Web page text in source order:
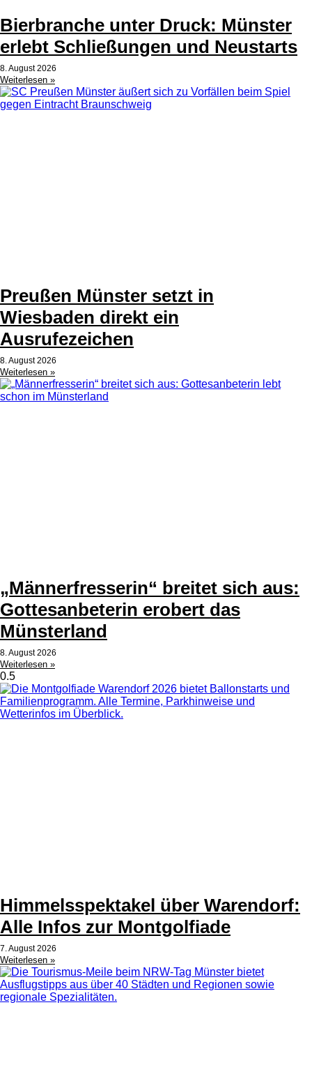
Bierbranche unter Druck: Münster
erlebt Schließungen und Neustarts
8. August 2026
Weiterlesen »
Preußen Münster setzt in
Wiesbaden direkt ein
Ausrufezeichen
8. August 2026
Weiterlesen »
„Männerfresserin“ breitet sich aus:
Gottesanbeterin erobert das
Münsterland
8. August 2026
Weiterlesen »
Himmelsspektakel über Warendorf:
Alle Infos zur Montgolfiade
7. August 2026
Weiterlesen »